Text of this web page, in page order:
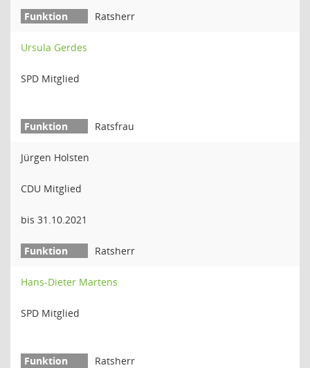
Ratsherr
Ursula Gerdes
SPD Mitglied
Ratsfrau
Jürgen Holsten
CDU Mitglied
bis 31.10.2021
Ratsherr
Hans-Dieter Martens
SPD Mitglied
Ratsherr